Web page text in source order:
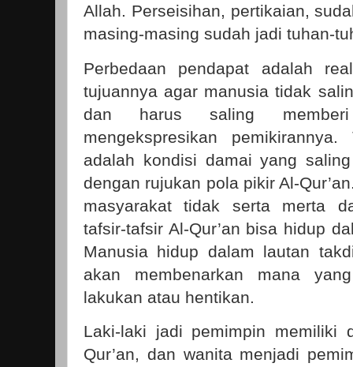
Allah. Perseisihan, pertikaian,
masing-masing sudah jadi tuhan-
Perbedaan pendapat adalah
tujuannya agar manusia tidak
dan harus saling
mengekspresikan
adalah kondisi damai yang
dengan rujukan pola pikir Al-
masyarakat tidak serta merta
tafsir-tafsir Al-Qur’an bisa hidup
Manusia hidup dalam lautan
akan membenarkan mana
lakukan atau hentikan.
Laki-laki jadi pemimpin memiliki
Qur’an, dan wanita menjadi